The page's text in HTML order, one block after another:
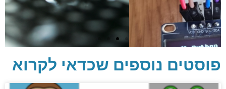
פוסטים נוספים שכדאי לקרוא